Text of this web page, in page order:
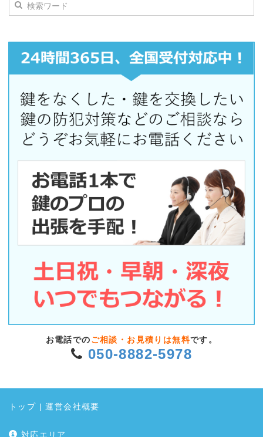
お電話での ご相談・お見積りは無料です。
050-8882-5978
トップ |運営会社概要
対応エリア